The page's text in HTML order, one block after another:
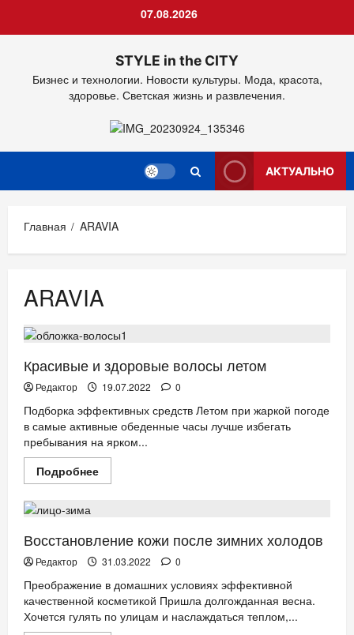
содержимому
07.08.2026
STYLE in the CITY
Бизнес и технологии. Новости культуры. Мода, красота,
здоровье. Светская жизнь и развлечения.
АКТУАЛЬНО
Главная ARAVIA
ARAVIA
Красивые и здоровые волосы летом
Редактор 19.07.2022 0
Подборка эффективных средств Летом при жаркой погоде
в самые активные обеденные часы лучше избегать
пребывания на ярком...
ПодробнееПрочитать
больше
волосы
летом
КРАСОТА НОВОСТИ АНОНСЫ
Восстановление кожи после зимних холодов
Редактор 31.03.2022 0
Преображение в домашних условиях эффективной
качественной косметикой Пришла долгожданная весна.
Хочется гулять по улицам и наслаждаться теплом,...